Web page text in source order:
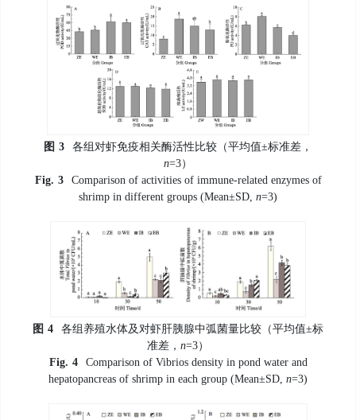
图 3
各组对虾免疫相关酶活性比较（平均值±标准差，
n=3）
Fig. 3
Comparison of activities of immune-related enzymes of
shrimp in different groups (Mean±SD, n=3)
图 4
各组养殖水体及对虾肝胰腺中弧菌量比较（平均值±标
准差， n=3）
Fig. 4
Comparison of Vibrios density in pond water and
hepatopancreas of shrimp in each group (Mean±SD, n=3)